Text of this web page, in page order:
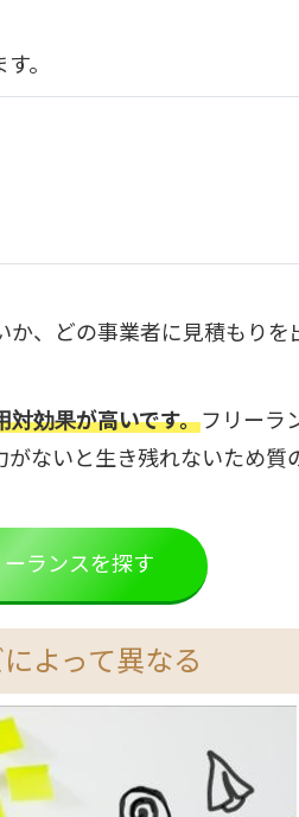
。
、どの事業者に見積もりを
対効果が高いです。フリーラ
ないと生き残れないため質
ランスを探す
よって異なる